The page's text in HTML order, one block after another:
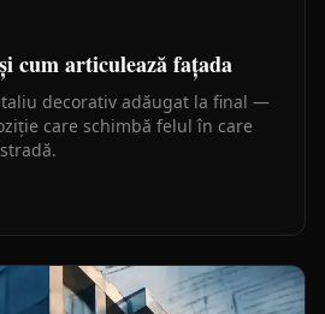
cum articulează fațada
decorativ adăugat la final —
care schimbă felul în care